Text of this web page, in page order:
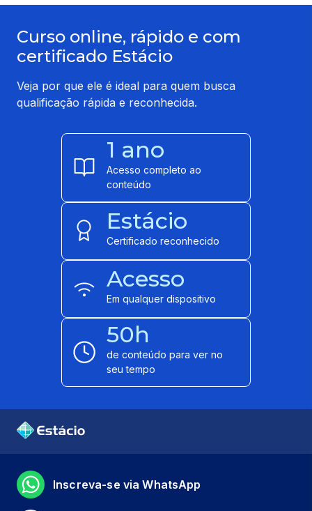
Curso online, rápido e com
certificado Estácio
Veja por que ele é ideal para quem busca
qualificação rápida e reconhecida.
1 ano
Acesso completo ao
conteúdo
Estácio
Certificado reconhecido
Acesso
Em qualquer dispositivo
50h
de conteúdo para ver no
seu tempo
Inscreva-se via WhatsApp